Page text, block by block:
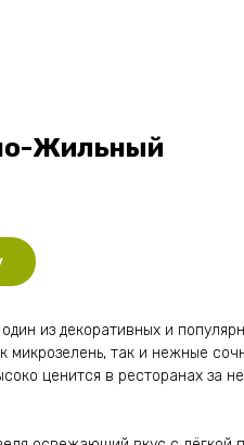
Жильный
из декоративных и
микрозелень, так и нежные
ценится в ресторанах за